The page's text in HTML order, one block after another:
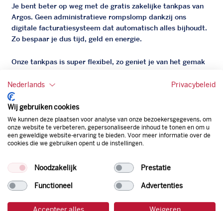
Je bent beter op weg met de gratis zakelijke tankpas van
Argos. Geen administratieve rompslomp dankzij ons
digitale facturatiesysteem dat automatisch alles bijhoudt.
Zo bespaar je dus tijd, geld en energie.
Onze tankpas is super flexibel, zo geniet je van het gemak
bepaal je zelf of er wel of geen andere producten dan
brandstof mee betaalt kunnen worden.
Bovendien profiteer je altijd van een gegarandeerde
korting. Mocht de pompprijs toch lager zijn dan betaal je
natuurlijk de prijs aan de pomp. Zo ben je altijd verzekerd
van de laagste prijs.
tankpas aanvragen
Nederlands Privacybeleid
Wij gebruiken cookies
We kunnen deze plaatsen voor analyse van onze bezoekersgegevens, om
onze website te verbeteren, gepersonaliseerde inhoud te tonen en om u
een geweldige website-ervaring te bieden. Voor meer informatie over de
cookies die we gebruiken opent u de instellingen.
Noodzakelijk Prestatie
Functioneel Advertenties